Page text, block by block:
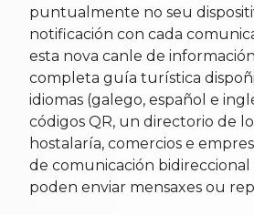
puntualmente no seu
notificación con cada
esta nova canle de
completa guía turística
idiomas (galego, español e
códigos QR, un directorio de
hostalaría, comercios e
de comunicación bidireccional
poden enviar mensaxes ou